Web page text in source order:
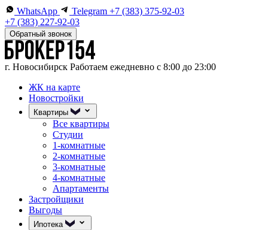
WhatsApp Telegram +7 (383) 375-92-03
+7 (383) 227-92-03
Обратный звонок
г. Новосибирск Работаем ежедневно с 8:00 до 23:00
ЖК на карте
Новостройки
Квартиры
Все квартиры
Студии
1-комнатные
2-комнатные
3-комнатные
4-комнатные
Апартаменты
Застройщики
Выгоды
Ипотека